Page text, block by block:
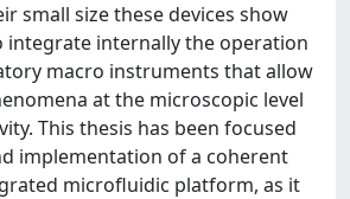
small size these devices show
integrate internally the operation
macro instruments that allow
at the microscopic level
This thesis has been focused
implementation of a coherent
microfluidic platform, as it